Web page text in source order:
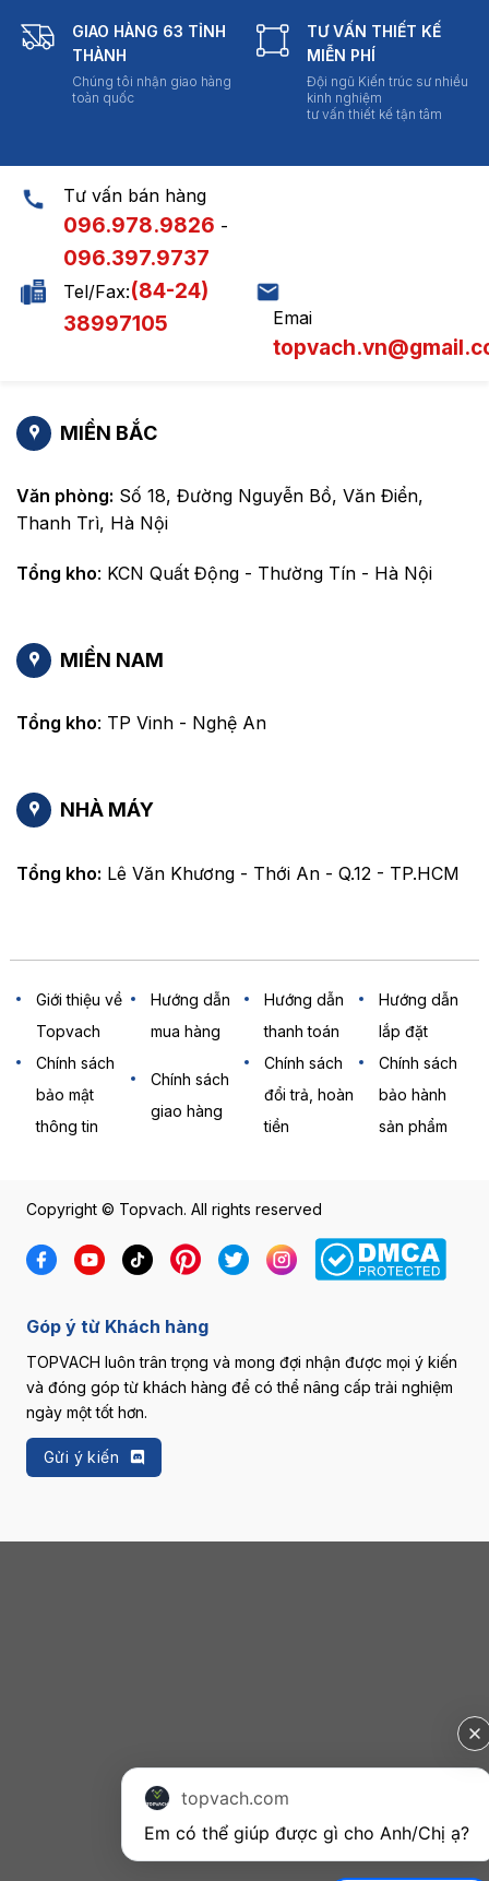
GIAO HÀNG 63 TỈNH
THÀNH
Chúng tôi nhận giao hàng
toàn quốc
TƯ VẤN THIẾT KẾ
MIỄN PHÍ
Đội ngũ Kiến trúc sư nhiều
kinh nghiệm
tư vấn thiết kế tận tâm
Tư vấn bán hàng
096.978.9826 -
096.397.9737
Tel/Fax:(84-24)
38997105
Emai
MIỀN BẮC
Văn phòng: Số 18, Đường Nguyễn Bồ, Văn Điển,
Thanh Trì, Hà Nội
Tổng kho: KCN Quất Động - Thường Tín - Hà Nội
MIỀN NAM
Tổng kho: TP Vinh - Nghệ An
NHÀ MÁY
Tổng kho: Lê Văn Khương - Thới An - Q.12 - TP.HCM
Giới thiệu về
Topvach
Hướng dẫn
mua hàng
Hướng dẫn
thanh toán
Hướng dẫn
lắp đặt
Chính sách
bảo mật
thông tin
Chính sách
giao hàng
Chính sách
đổi trả, hoàn
tiền
Chính sách
bảo hành
sản phẩm
Copyright © Topvach. All rights reserved
Góp ý từ Khách hàng
TOPVACH luôn trân trọng và mong đợi nhận được mọi ý kiến
và đóng góp từ khách hàng để có thể nâng cấp trải nghiệm
ngày một tốt hơn.
Gửi ý kiến
topvach.com